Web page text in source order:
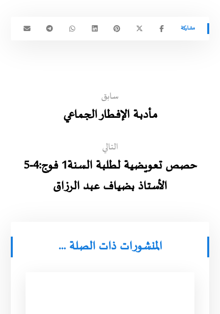
سابق
مـأدبـة الإفـطار الجـماعي
التالي
حصص تعويضية لطلبة السنة1 فوج:4-5
الأستاذ بضياف عبد الرزاق
المنشورات ذات الصلة ...